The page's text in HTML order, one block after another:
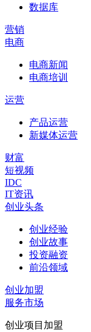
数据库
营销
电商
电商新闻
电商培训
运营
产品运营
新媒体运营
财富
短视频
IDC
IT资讯
创业头条
创业经验
创业故事
投资融资
前沿领域
创业加盟
服务市场
创业项目加盟